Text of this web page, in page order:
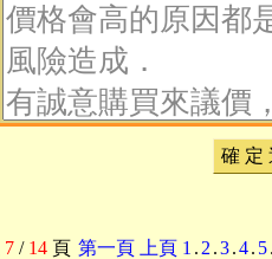
確 定
7 / 14 頁 第一頁 上頁 1 . 2 .3.4. 5